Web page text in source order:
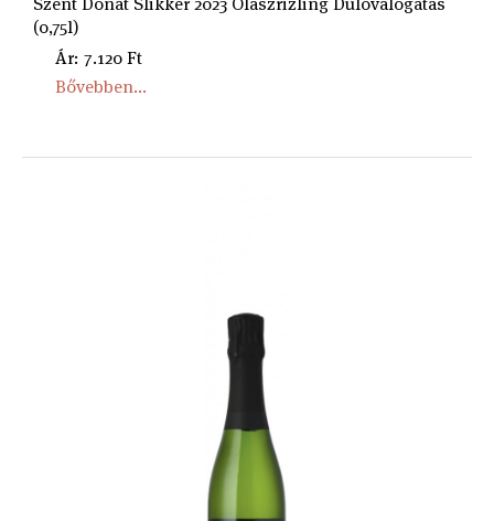
(0,75l)
Ár: 7.120 Ft
Bővebben...